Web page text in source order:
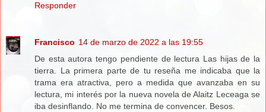
Responder
Francisco 14 de marzo de 2022 a las 19:55
De esta autora tengo pendiente de lectura Las hijas de la
tierra. La primera parte de tu reseña me indicaba que la
trama era atractiva, pero a medida que avanzaba en su
lectura, mi interés por la nueva novela de Alaitz Leceaga se
iba desinflando. No me termina de convencer. Besos.